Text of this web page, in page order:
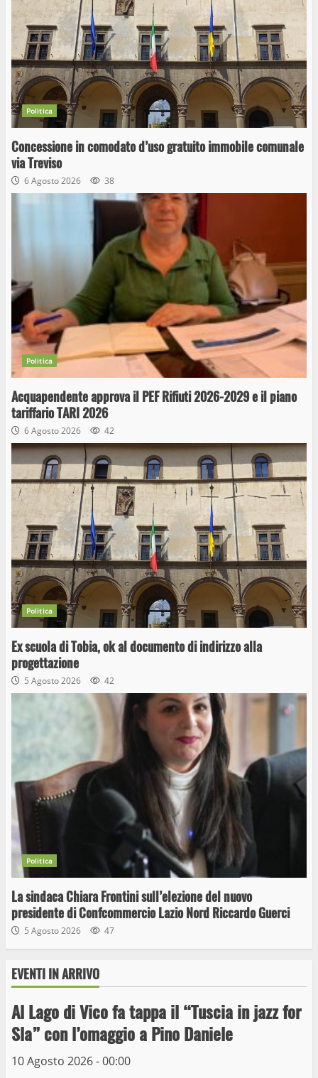
Politica
Concessione in comodato d’uso gratuito immobile comunale
via Treviso
6 Agosto 2026 38
Politica
Acquapendente approva il PEF Rifiuti 2026-2029 e il piano
tariffario TARI 2026
6 Agosto 2026 42
Politica
Ex scuola di Tobia, ok al documento di indirizzo alla
progettazione
5 Agosto 2026 42
Politica
La sindaca Chiara Frontini sull’elezione del nuovo
presidente di Confcommercio Lazio Nord Riccardo Guerci
5 Agosto 2026 47
EVENTI IN ARRIVO
Al Lago di Vico fa tappa il “Tuscia in jazz for
Sla” con l’omaggio a Pino Daniele
10 Agosto 2026 - 00:00
3
Wiplanet Baseball supera il Napoli
9 Maggio 2023